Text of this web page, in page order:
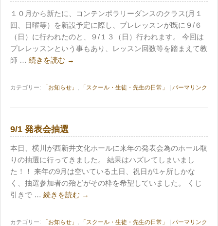
１０月から新たに、コンテンポラリーダンスのクラス(月１
回、日曜等）を新設予定に際し、プレレッスンが既に９/６
（日）に行われたのと、９/１３（日）行われます。 今回は
プレレッスンという事もあり、レッスン回数等を踏まえて教
師 … 続きを読む →
カテゴリー: 「お知らせ」 , 「スクール・生徒・先生の日常」 パーマリンク
9/1 発表会抽選
本日、横川が西新井文化ホールに来年の発表会為のホール取
りの抽選に行ってきました。 結果はハズレてしまいまし
た！！ 来年の9月は空いている土日、祝日が1ヶ所しかな
く、抽選参加者の殆どがその枠を希望していました。 くじ
引きで … 続きを読む →
カテゴリー: 「お知らせ」 , 「スクール・生徒・先生の日常」 パーマリンク